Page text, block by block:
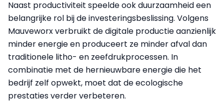
Naast productiviteit speelde ook duurzaamheid een
belangrijke rol bij de investeringsbeslissing. Volgens
Mauveworx verbruikt de digitale productie aanzienlijk
minder energie en produceert ze minder afval dan
traditionele litho- en zeefdrukprocessen. In
combinatie met de hernieuwbare energie die het
bedrijf zelf opwekt, moet dat de ecologische
prestaties verder verbeteren.